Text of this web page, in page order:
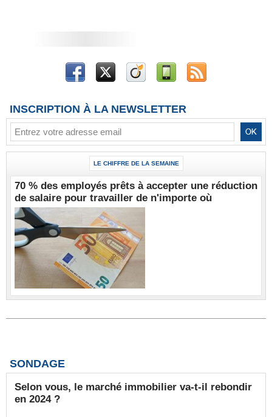
INSCRIPTION À LA NEWSLETTER
LE CHIFFRE DE LA SEMAINE
70 % des employés prêts à accepter une réduction
de salaire pour travailler de n'importe où
SONDAGE
Selon vous, le marché immobilier va-t-il rebondir
en 2024 ?